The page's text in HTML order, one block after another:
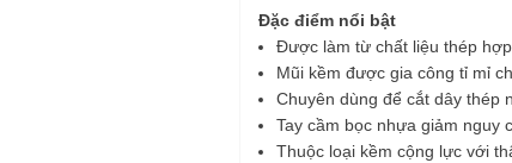
Đặc điểm nổi bật
Được làm từ chất liệu thép
Mũi kềm được gia công tỉ mỉ
Chuyên dùng để cắt dây thép
Tay cầm bọc nhựa giảm nguy
Thuộc loại kềm cộng lực với